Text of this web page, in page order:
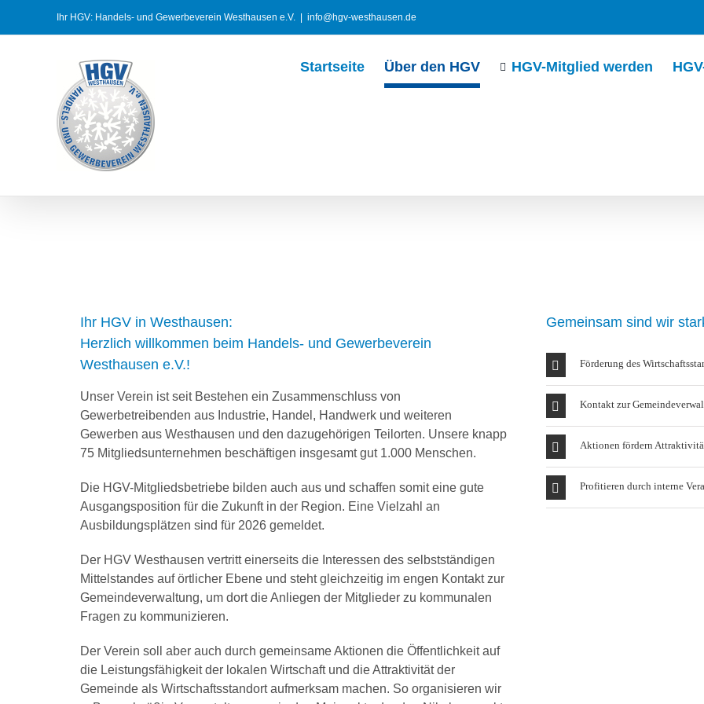
Ihr HGV: Handels- und Gewerbeverein Westhausen e.V. info@hgv-westhausen.de
Startseite Über den HGV HGV-Mitglied werden
Ihr HGV in Westhausen:
Herzlich willkommen beim Handels- und Gewerbeverein
Westhausen e.V.!
Unser Verein ist seit Bestehen ein Zusammenschluss von
Gewerbetreibenden aus Industrie, Handel, Handwerk und weiteren
Gewerben aus Westhausen und den dazugehörigen Teilorten. Unsere knapp
75 Mitgliedsunternehmen beschäftigen insgesamt gut 1.000 Menschen.
Die HGV-Mitgliedsbetriebe bilden auch aus und schaffen somit eine gute
Ausgangsposition für die Zukunft in der Region. Eine Vielzahl an
Ausbildungsplätzen sind für 2026 gemeldet.
Der HGV Westhausen vertritt einerseits die Interessen des selbstständigen
Mittelstandes auf örtlicher Ebene und steht gleichzeitig im engen Kontakt zur
Gemeindeverwaltung, um dort die Anliegen der Mitglieder zu kommunalen
Fragen zu kommunizieren.
Der Verein soll aber auch durch gemeinsame Aktionen die Öffentlichkeit auf
die Leistungsfähigkeit der lokalen Wirtschaft und die Attraktivität der
Gemeinde als Wirtschaftsstandort aufmerksam machen. So organisieren wir
Gemeinsam sind wir
Förderung des
Kontakt zur
Aktionen fördern
Profitieren durch interne